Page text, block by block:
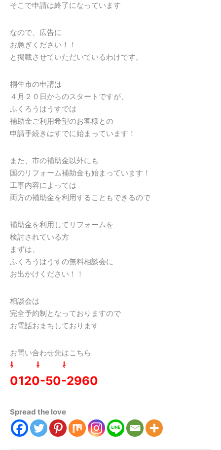
そこで申請は終了になっています
なので、広告に
お急ぎください！！
と掲載させていただいているわけです。
桐生市の申請は
４月２０日からのスタートですが、
ふくろうはうすでは
補助金ご利用希望のお客様との
申請手続きはすでに始まっています！
また、市の補助金以外にも
国のリフォーム補助金も始まっています！
工事内容によっては
両方の補助金を利用することもできるので
補助金を利用してリフォームを
検討されている方
まずは、
ふくろうはうすの無料相談会に
お出かけください！！
相談会は
完全予約制となっておりますので
お電話おまちしております
お問い合わせ先はこちら
⇩ ⇩ ⇩
0120-50-2960
Spread the love